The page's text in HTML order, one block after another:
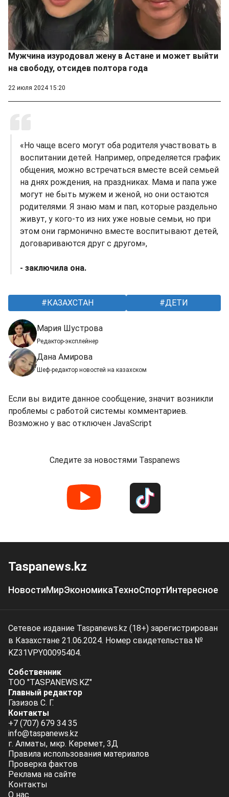
Мужчина изуродовал жену в Астане и может выйти
на свободу, отсидев полтора года
22 июля 2024 15:20
«Но чаще всего могут оба родителя участвовать в
воспитании детей. Например, определяется график
общения, можно встречаться вместе всей семьей
на днях рождения, на праздниках. Мама и папа уже
могут не быть мужем и женой, но они остаются
родителями. Я знаю мам и пап, которые раздельно
живут, у кого-то из них уже новые семьи, но при
этом они гармонично вместе воспитывают детей,
договариваются друг с другом»,
- заключила она.
КАЗАХСТАН ДЕТИ
Мария Шустрова
Редактор-эксплейнер
Дана Амирова
Шеф-редактор новостей на казахском
Если вы видите данное сообщение, значит возникли
проблемы с работой системы комментариев.
Возможно у вас отключен JavaScript
Следите за новостями Taspanews
Taspanews.kz
НовостиМирЭкономикаТехноСпортИнтересное
Сетевое издание Taspanews.kz (18+) зарегистрирован
в Казахстане 21.06.2024. Номер свидетельства №
KZ31VPY00095404.
Собственник
ТОО "TASPANEWS.KZ"
Главный редактор
Газизов С. Г.
Контакты
+7 (707) 679 34 35
info@taspanews.kz
г. Алматы, мкр. Керемет, 3Д
Правила использования материалов
Проверка фактов
Реклама на сайте
Контакты
О нас